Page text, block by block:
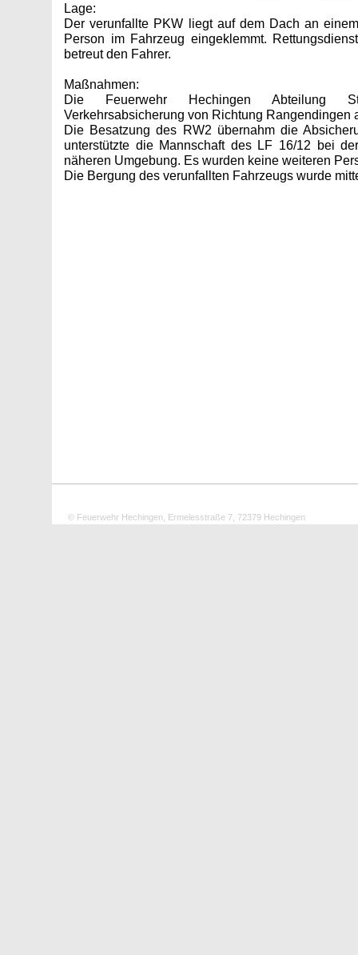
Lage:
Der verunfallte PKW liegt auf dem Dach an
Person im Fahrzeug eingeklemmt.
betreut den Fahrer.
Maßnahmen:
Die Feuerwehr Hechingen Abteilung
Verkehrsabsicherung von Richtung Rangendingen
Die Besatzung des RW2 übernahm die
unterstützte die Mannschaft des LF 16/12 bei
näheren Umgebung. Es wurden keine weiteren
Die Bergung des verunfallten Fahrzeugs wurde
© Feuerwehr Hechingen, Ermelesstraße 7, 72379 Hechingen